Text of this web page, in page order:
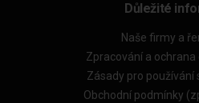
Důležité
Naše firmy a
Zpracování a ochrana
Zásady pro používání
Obchodní podmínky